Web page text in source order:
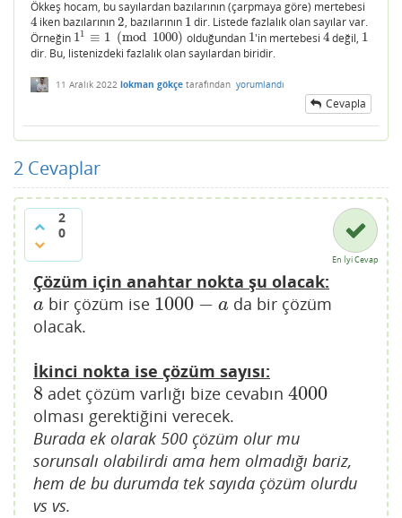
Ökkeş hocam, bu sayılardan bazılarının (çarpmaya göre) mertebesi
4
4 iken bazılarının2
2, bazılarının 1
1dir. Listede fazlalık olan sayılar var.
Örneğin 11 ≡ 1 (mod 1000)
11 ≡1( mod1000 olduğundan 1
1'in mertebesi 4
4değil, 1
1
dir. Bu, listenizdeki fazlalık olan sayılardan biridir.
11 Aralık 2022 lokman gökçe tarafından yorumlandı
Cevapla
2 Cevaplar
2
0
En İyi Cevap
Çözüm için anahtar nokta şu olacak:
a
a bir çözüm ise 1000 − a
1000− a
da bir çözüm
olacak.
İkinci nokta ise çözüm sayısı:
8
8 adet çözüm varlığı bize cevabın4000
4000
olması gerektiğini verecek.
Burada ek olarak 500 çözüm olur mu
sorunsalı olabilirdi ama hem olmadığı bariz,
hem de bu durumda tek sayıda çözüm olurdu
vs vs.